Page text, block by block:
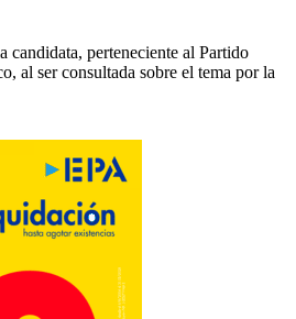
candidata, perteneciente al Partido
al ser consultada sobre el tema por la